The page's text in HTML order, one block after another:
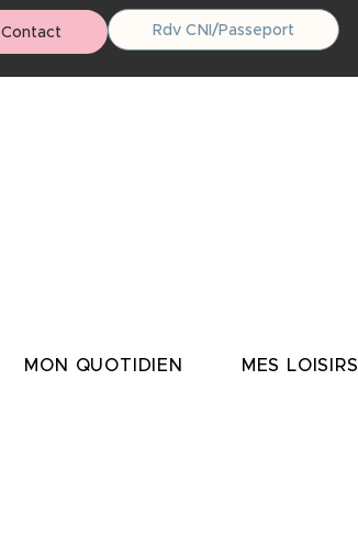
Contact Rdv CNI/Passeport
MON QUOTIDIEN MES LOISIRS